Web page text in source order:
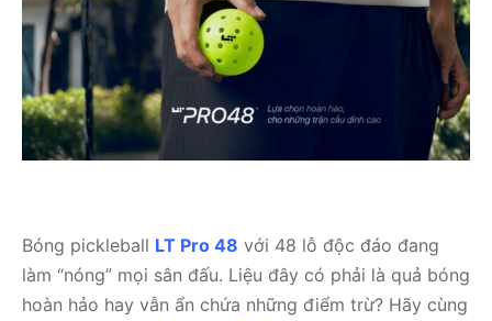
Bóng pickleball LT Pro 48 với 48 lỗ độc đáo đang
làm “nóng” mọi sân đấu. Liệu đây có phải là quả bóng
hoàn hảo hay vẫn ẩn chứa những điểm trừ? Hãy cùng